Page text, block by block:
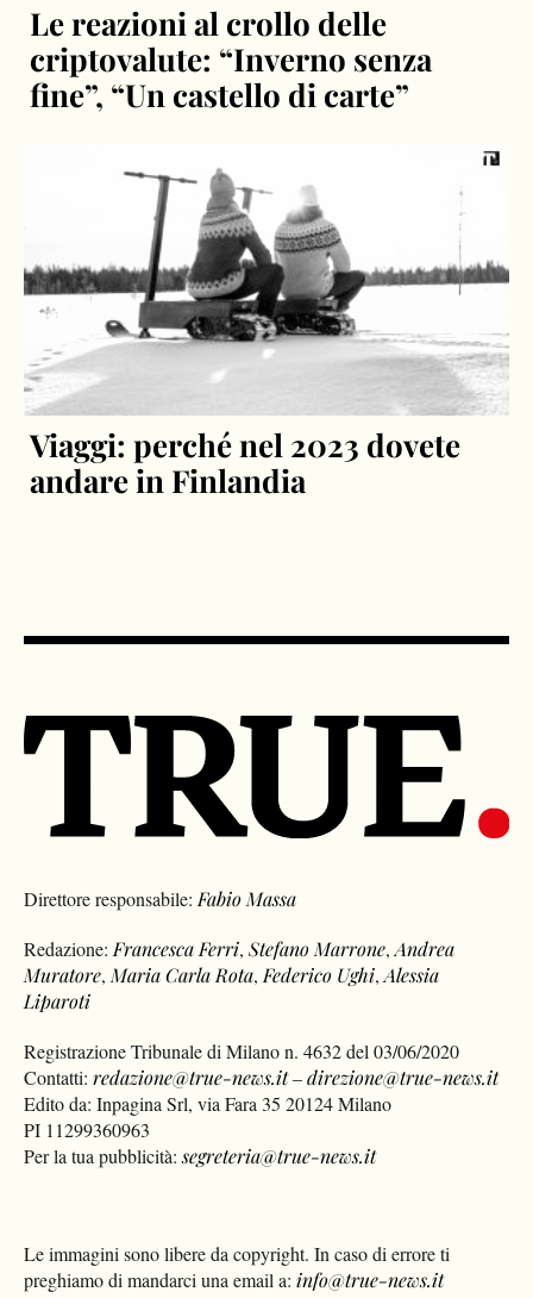
Le reazioni al crollo delle
criptovalute: “Inverno senza
fine”, “Un castello di carte”
Viaggi: perché nel 2023 dovete
andare in Finlandia
Direttore responsabile: Fabio Massa
Redazione: Francesca Ferri,Stefano Marrone,Andrea
Muratore, Maria Carla Rota, Federico Ughi,Alessia
Liparoti
Registrazione Tribunale di Milano n. 4632 del 03/06/2020
Contatti:redazione@true-news.it–direzione@true-news.it
Edito da: Inpagina Srl, via Fara 35 20124 Milano
PI 11299360963
Per la tua pubblicità:segreteria@true-news.it
Le immagini sono libere da copyright. In caso di errore ti
preghiamo di mandarci una email a: info@true-news.it